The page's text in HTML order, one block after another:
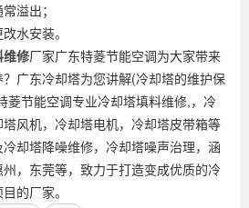
溢出；
安装。
维修厂家广东特菱节能空调为大家带来
广东冷却塔为您讲解(冷却塔的维护保
菱节能空调专业冷却塔填料维修,，冷
风机，冷却塔电机，冷却塔皮带箱等
却塔降噪维修，冷却塔噪声治理，涵
，东莞等，致力于打造变成优质的冷
的厂家。